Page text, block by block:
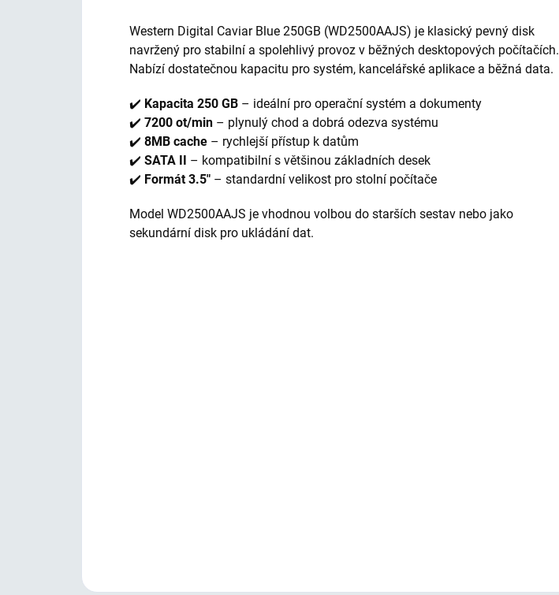
Western Digital Caviar Blue 250GB (WD2500AAJS) je klasický pevný disk
navržený pro stabilní a spolehlivý provoz v běžných desktopových počítačích.
Nabízí dostatečnou kapacitu pro systém, kancelářské aplikace a běžná data.
✔️ Kapacita 250 GB – ideální pro operační systém a dokumenty
✔️ 7200 ot/min – plynulý chod a dobrá odezva systému
✔️ 8MB cache – rychlejší přístup k datům
✔️ SATA II
– kompatibilní s většinou základních desek
✔️ Formát 3.5" – standardní velikost pro stolní počítače
Model WD2500AAJS je vhodnou volbou do starších sestav nebo jako
sekundární disk pro ukládání dat.